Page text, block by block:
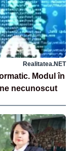
Realitatea.NET
Modul în
necunoscut